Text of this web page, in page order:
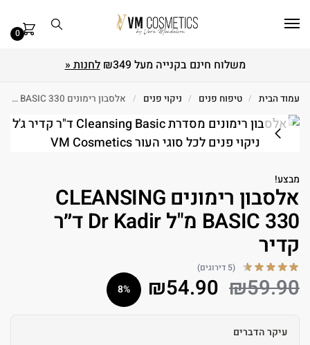
0
משלוח חינם בקנייה מעל ₪349 לחנות «
עמוד הבית / טיפוח פנים / ניקוי פנים / אלסבון רימונים CLEANSING BASIC 330 מ"ל Dr Kadir ד״ר קדיר
מבצע!
אלסבון רימונים CLEANSING
BASIC 330 מ"ל Dr Kadir ד״ר
קדיר
(5 דירוגים)
₪59.90
₪54.90
8%
עיקר הדברים